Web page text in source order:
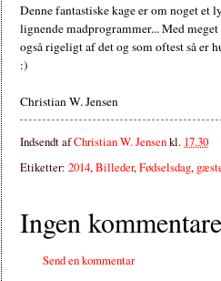
Denne fantastiske kage er om noget et
lignende madprogrammer... Med
også rigeligt af det og som oftest så er
:)
Christian W. Jensen
Indsendt afChristian W. Jensenkl. 17.30
Etiketter: 2014,Billeder,Fødselsdag,
Ingen
Send en kommentar